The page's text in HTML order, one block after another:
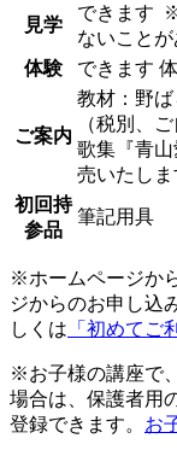
見学
できます
ないことが
体験
できます
ご案内
教材：野
（税別、
歌集『青
売いたしま
初回持
参品
筆記用具
※ホームページか
ジからのお申し込
しくは 「初めてご
※お子様の講座で
場合は、保護者用
登録できます。 お